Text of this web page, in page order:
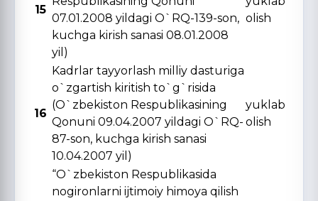
15
07.01.2008 yildagi O`RQ-139-son,
kuchga kirish sanasi 08.01.2008
yil)
olish
16
Kadrlar tayyorlash milliy dasturiga
o`zgartish kiritish to`g`risida
(O`zbekiston Respublikasining
Qonuni 09.04.2007 yildagi O`RQ-
87-son, kuchga kirish sanasi
10.04.2007 yil)
yuklab
olish
“O`zbekiston Respublikasida
nogironlarni ijtimoiy himoya qilish